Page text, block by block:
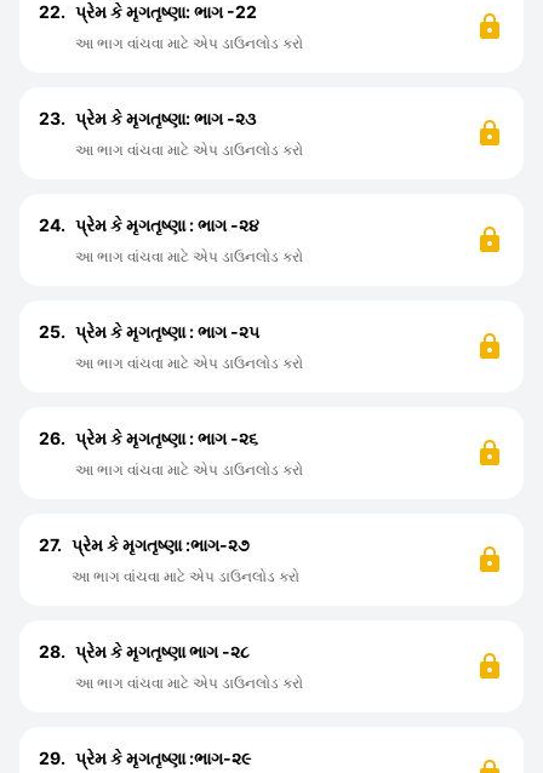
22. પ્રેમ કે મૃગતૃષ્ણા: ભાગ -22
આ ભાગ વાંચવા માટે એપ ડાઉનલોડ કરો
23. પ્રેમ કે મૃગતૃષ્ણા: ભાગ -૨૩
આ ભાગ વાંચવા માટે એપ ડાઉનલોડ કરો
24. પ્રેમ કે મૃગતૃષ્ણા : ભાગ -૨૪
આ ભાગ વાંચવા માટે એપ ડાઉનલોડ કરો
25. પ્રેમ કે મૃગતૃષ્ણા : ભાગ -૨૫
આ ભાગ વાંચવા માટે એપ ડાઉનલોડ કરો
26. પ્રેમ કે મૃગતૃષ્ણા : ભાગ -૨૬
આ ભાગ વાંચવા માટે એપ ડાઉનલોડ કરો
27. પ્રેમ કે મૃગતૃષ્ણા :ભાગ-૨૭
આ ભાગ વાંચવા માટે એપ ડાઉનલોડ કરો
28. પ્રેમ કે મૃગતૃષ્ણા ભાગ -૨૮
આ ભાગ વાંચવા માટે એપ ડાઉનલોડ કરો
29. પ્રેમ કે મૃગતૃષ્ણા :ભાગ-૨૯